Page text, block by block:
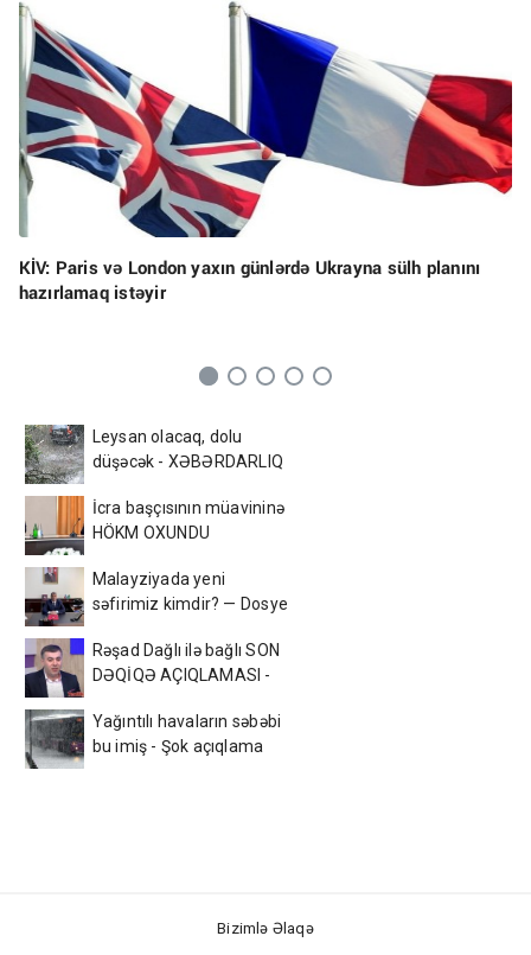
KİV: Paris və London yaxın günlərdə Ukrayna sülh planını
hazırlamaq istəyir
Leysan olacaq, dolu
düşəcək - XƏBƏRDARLIQ
İcra başçısının müavininə
HÖKM OXUNDU
Malayziyada yeni
səfirimiz kimdir? — Dosye
Rəşad Dağlı ilə bağlı SON
DƏQİQƏ AÇIQLAMASI -
Yağıntılı havaların səbəbi
bu imiş - Şok açıqlama
Bizimlə Əlaqə